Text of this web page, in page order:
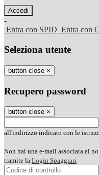
-
Entra con SPID Entra con
Seleziona utente
button close ×
Recupero password
button close ×
all'indirizzo indicato con le
Non hai una e-mail associata al
tramite la Login Spaggiari